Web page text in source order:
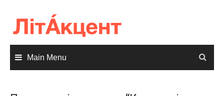
content
Main Menu